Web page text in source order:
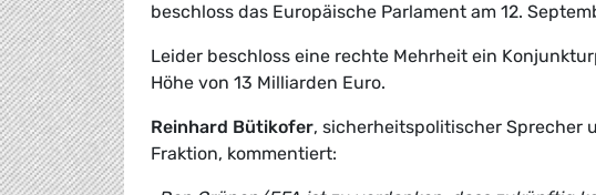
beschloss das Europäische Parlament am 12.
Leider beschloss eine rechte Mehrheit ein
Höhe von 13 Milliarden Euro.
Reinhard Bütikofer, sicherheitspolitischer Sprecher
Fraktion, kommentiert: